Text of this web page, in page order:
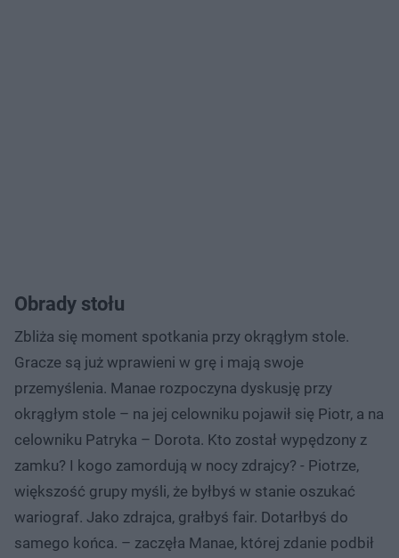
Obrady stołu
Zbliża się moment spotkania przy okrągłym stole.
Gracze są już wprawieni w grę i mają swoje
przemyślenia. Manae rozpoczyna dyskusję przy
okrągłym stole – na jej celowniku pojawił się Piotr, a na
celowniku Patryka – Dorota. Kto został wypędzony z
zamku? I kogo zamordują w nocy zdrajcy? - Piotrze,
większość grupy myśli, że byłbyś w stanie oszukać
wariograf. Jako zdrajca, grałbyś fair. Dotarłbyś do
samego końca. – zaczęła Manae, której zdanie podbił